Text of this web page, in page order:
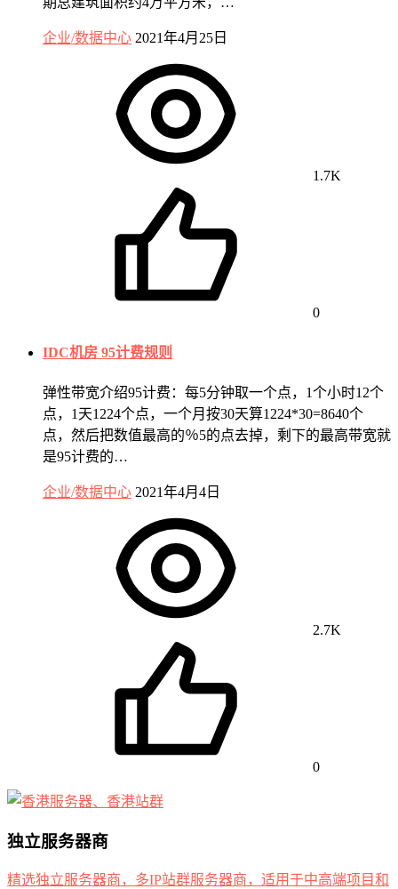
企业/数据中心 2021年4月25日
1.7K
0
IDC机房 95计费规则
弹性带宽介绍95计费：每5分钟取一个点，1个小时12个
点，1天1224个点，一个月按30天算1224*30=8640个
点，然后把数值最高的％5的点去掉，剩下的最高带宽就
是95计费的…
企业/数据中心 2021年4月4日
2.7K
0
独立服务器商
精选独立服务器商，多IP站群服务器商，适用于中高端项目和